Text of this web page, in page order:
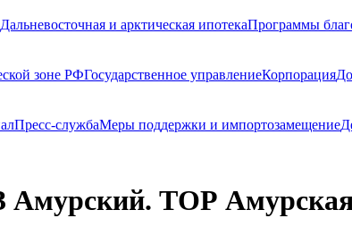
Дальневосточная и арктическая ипотекаПрограммы
зоне РФГосударственное управлениеКорпорация
Пресс-службаМеры поддержки и импортозамещение
ТОР